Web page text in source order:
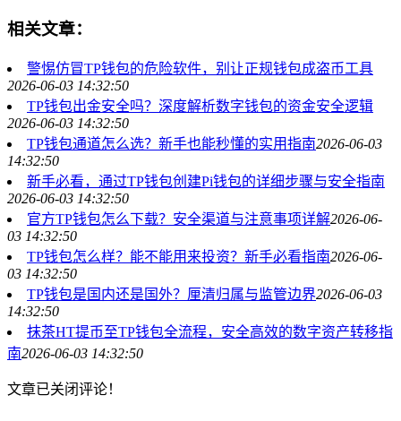
相关文章：
警惕仿冒TP钱包的危险软件，别让正规钱包成盗币工具
2026-06-03 14:32:50
TP钱包出金安全吗？深度解析数字钱包的资金安全逻辑
2026-06-03 14:32:50
TP钱包通道怎么选？新手也能秒懂的实用指南2026-06-03
14:32:50
新手必看，通过TP钱包创建Pi钱包的详细步骤与安全指南
2026-06-03 14:32:50
官方TP钱包怎么下载？安全渠道与注意事项详解2026-06-
03 14:32:50
TP钱包怎么样？能不能用来投资？新手必看指南2026-06-
03 14:32:50
TP钱包是国内还是国外？厘清归属与监管边界2026-06-03
14:32:50
抹茶HT提币至TP钱包全流程，安全高效的数字资产转移指
南2026-06-03 14:32:50
文章已关闭评论！